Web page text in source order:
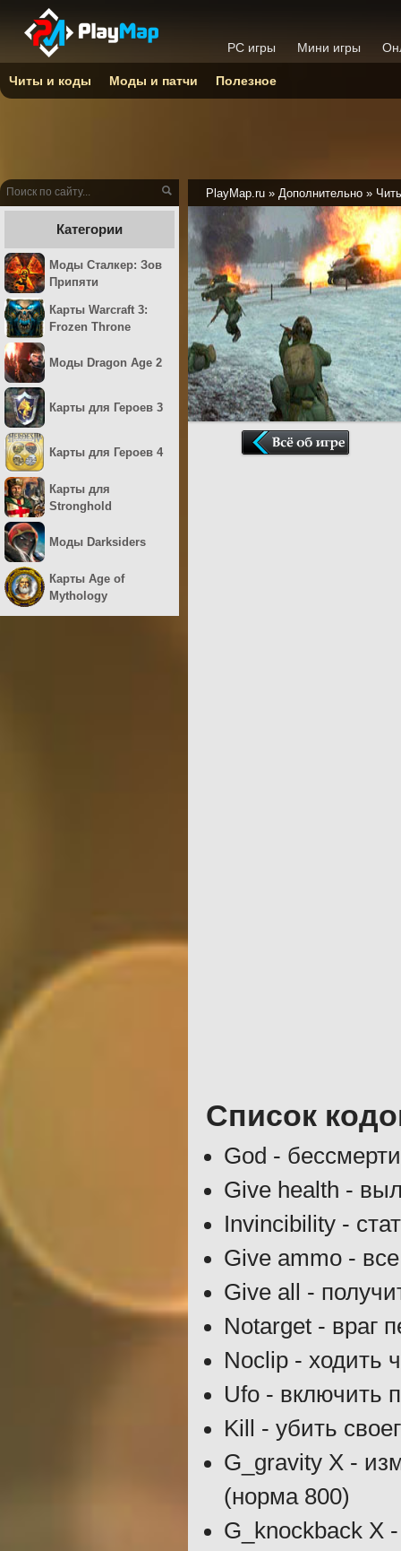
PlayMap.ru » Дополнительно »
Список
God -
Give health -
Invincibility -
Give ammo -
Give all -
Notarget - враг
Noclip - ходить
Ufo - включить
Kill - убить
G_gravity Х -
(норма 800)
G_knockback Х
Категории
Моды Сталкер: Зов
Припяти
Карты Warcraft 3:
Frozen Throne
Моды Dragon Age 2
Карты для Героев 3
Карты для Героев 4
Карты для
Stronghold
Моды Darksiders
Карты Age of
Mythology
PC игры Мини игры
Читы и коды Моды и патчи Полезное